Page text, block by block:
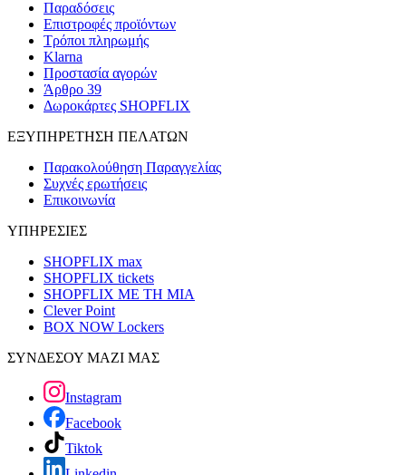
Παραδόσεις
Επιστροφές προϊόντων
Τρόποι πληρωμής
Klarna
Προστασία αγορών
Άρθρο 39
Δωροκάρτες SHOPFLIX
ΕΞΥΠΗΡΕΤΗΣΗ ΠΕΛΑΤΩΝ
Παρακολούθηση Παραγγελίας
Συχνές ερωτήσεις
Επικοινωνία
ΥΠΗΡΕΣΙΕΣ
SHOPFLIX max
SHOPFLIX tickets
SHOPFLIX ΜΕ ΤΗ ΜΙΑ
Clever Point
BOX NOW Lockers
ΣΥΝΔΕΣΟΥ ΜΑΖΙ ΜΑΣ
Instagram
Facebook
Tiktok